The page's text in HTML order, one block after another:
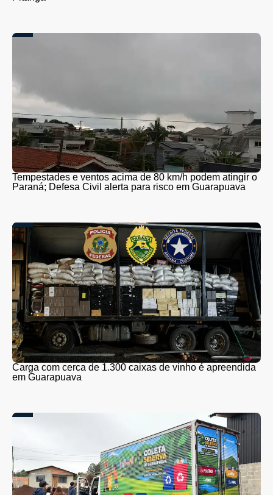
Tempestades e ventos acima de 80 km/h podem atingir o
Paraná; Defesa Civil alerta para risco em Guarapuava
Carga com cerca de 1.300 caixas de vinho é apreendida
em Guarapuava